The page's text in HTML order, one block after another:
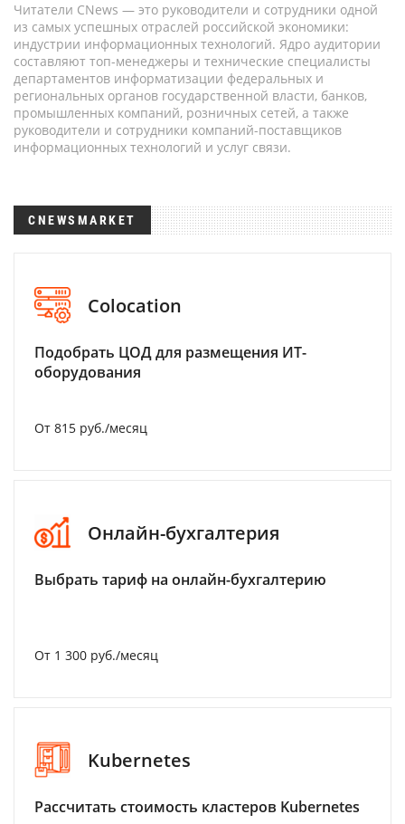
Читатели CNews — это руководители и сотрудники одной
из самых успешных отраслей российской экономики:
индустрии информационных технологий. Ядро аудитории
составляют топ-менеджеры и технические специалисты
департаментов информатизации федеральных и
региональных органов государственной власти, банков,
промышленных компаний, розничных сетей, а также
руководители и сотрудники компаний-поставщиков
информационных технологий и услуг связи.
CNEWSMARKET
Colocation
Подобрать ЦОД для размещения ИТ-
оборудования
От 815 руб./месяц
Онлайн-бухгалтерия
Выбрать тариф на онлайн-бухгалтерию
От 1 300 руб./месяц
Kubernetes
Рассчитать стоимость кластеров Kubernetes